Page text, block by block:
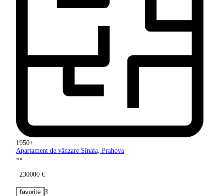
1950+
Apartament de vânzare Sinaia, Prahova
«»
230000 €
3